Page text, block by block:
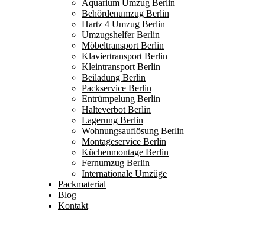
Aquarium Umzug Berlin
Behördenumzug Berlin
Hartz 4 Umzug Berlin
Umzugshelfer Berlin
Möbeltransport Berlin
Klaviertransport Berlin
Kleintransport Berlin
Beiladung Berlin
Packservice Berlin
Entrümpelung Berlin
Halteverbot Berlin
Lagerung Berlin
Wohnungsauflösung Berlin
Montageservice Berlin
Küchenmontage Berlin
Fernumzug Berlin
Internationale Umzüge
Packmaterial
Blog
Kontakt